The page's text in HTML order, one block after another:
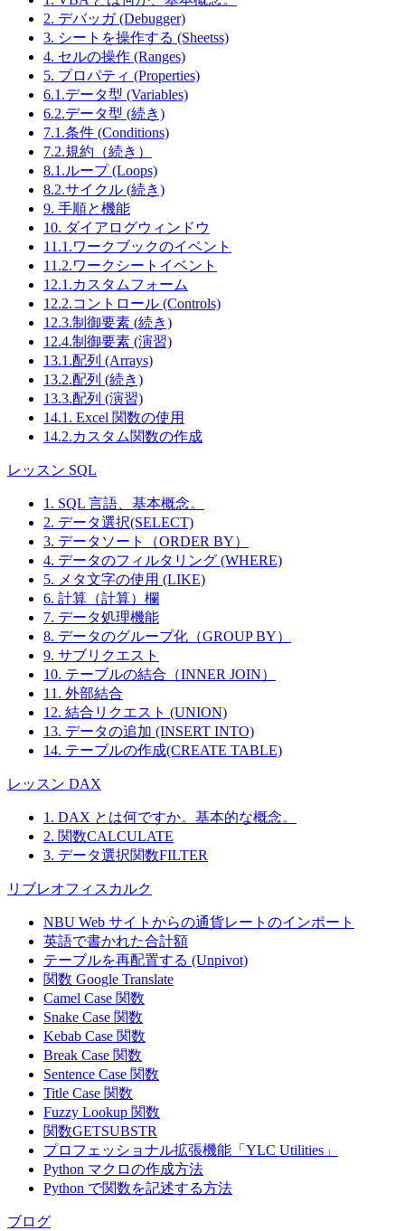
2. デバッガ (Debugger)
3. シートを操作する (Sheetss)
4. セルの操作 (Ranges)
5. プロパティ (Properties)
6.1.データ型 (Variables)
6.2.データ型 (続き)
7.1.条件 (Conditions)
7.2.規約（続き）
8.1.ループ (Loops)
8.2.サイクル (続き)
9. 手順と機能
10. ダイアログウィンドウ
11.1.ワークブックのイベント
11.2.ワークシートイベント
12.1.カスタムフォーム
12.2.コントロール (Controls)
12.3.制御要素 (続き)
12.4.制御要素 (演習)
13.1.配列 (Arrays)
13.2.配列 (続き)
13.3.配列 (演習)
14.1. Excel 関数の使用
14.2.カスタム関数の作成
レッスン SQL
1. SQL 言語、基本概念。
2. データ選択(SELECT)
3. データソート（ORDER BY）
4. データのフィルタリング (WHERE)
5. メタ文字の使用 (LIKE)
6. 計算（計算）欄
7. データ処理機能
8. データのグループ化（GROUP BY）
9. サブリクエスト
10. テーブルの結合（INNER JOIN）
11. 外部結合
12. 結合リクエスト (UNION)
13. データの追加 (INSERT INTO)
14. テーブルの作成(CREATE TABLE)
レッスン DAX
1. DAX とは何ですか。基本的な概念。
2. 関数CALCULATE
3. データ選択関数FILTER
リブレオフィスカルク
NBU Web サイトからの通貨レートのインポート
英語で書かれた合計額
テーブルを再配置する (Unpivot)
関数 Google Translate
Camel Case 関数
Snake Case 関数
Kebab Case 関数
Break Case 関数
Sentence Case 関数
Title Case 関数
Fuzzy Lookup 関数
関数GETSUBSTR
プロフェッショナル拡張機能「YLC Utilities」
Python マクロの作成方法
Python で関数を記述する方法
ブログ